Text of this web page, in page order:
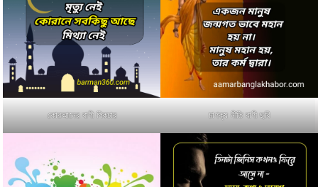
কোরআনের বাণী পিকচার চাণক্য নীতি বাণী ছবি